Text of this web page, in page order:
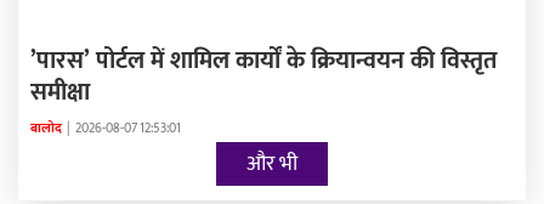
’पारस’ पोर्टल में शामिल कार्यों के क्रियान्वयन की विस्तृत
समीक्षा
बालोद | 2026-08-07 12:53:01
और भी